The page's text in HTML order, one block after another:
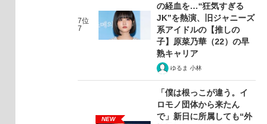
7位
7
の経血を…“狂気すぎる
JK”を熱演、旧ジャニーズ
系アイドルの【推しの
子】原菜乃華（22）の早
熟キャリア
ゆるま 小林
NEW
「僕は根っこが違う。イ
ロモノ団体から来たん
で」新日に所属しても“外